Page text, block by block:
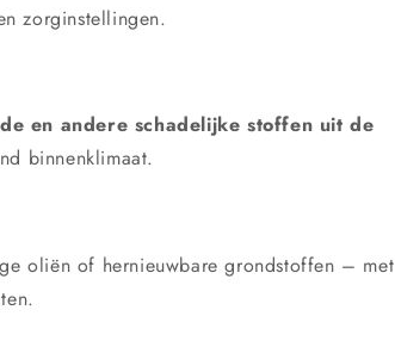
zorginstellingen.
en andere schadelijke stoffen uit de
binnenklimaat.
oliën of hernieuwbare grondstoffen – met